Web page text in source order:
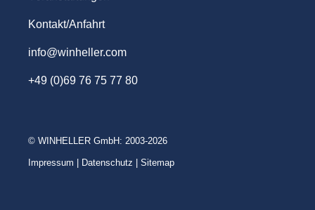
Kontakt/Anfahrt
info@winheller.com
+49 (0)69 76 75 77 80
© WINHELLER GmbH: 2003-2026
Impressum Datenschutz Sitemap